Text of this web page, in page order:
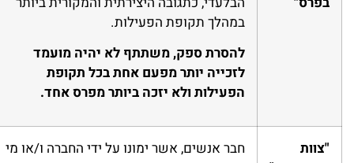
במהלך תקופת הפעילות.
להסרת ספק, משתתף לא יהיה מועמד
לזכייה יותר מפעם אחת בכל תקופת
הפעילות ולא יזכה ביותר מפרס אחד.
"צוות
חבר אנשים, אשר ימונו על ידי החברה ו/או מי